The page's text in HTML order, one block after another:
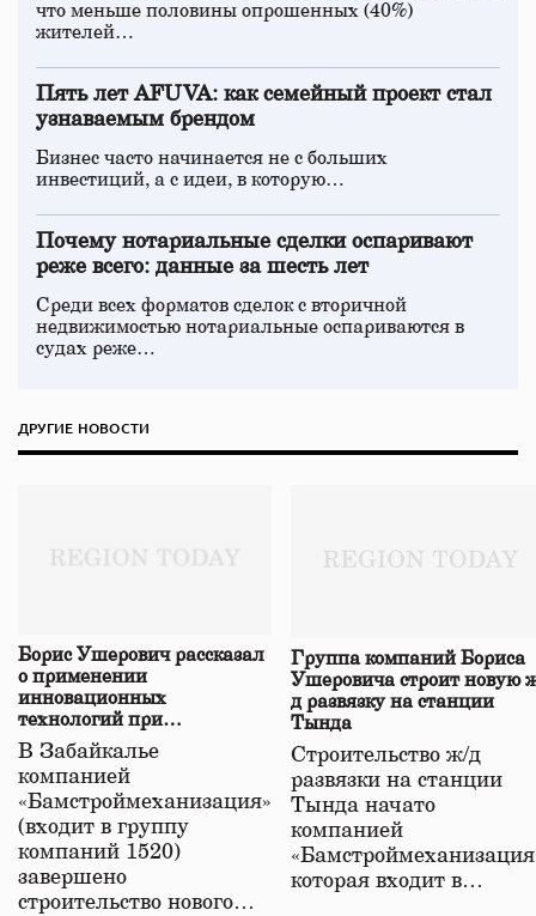
что меньше половины опрошенных (40%)
жителей…
Пять лет AFUVA: как семейный проект стал
узнаваемым брендом
Бизнес часто начинается не с больших
инвестиций, а с идеи, в которую…
Почему нотариальные сделки оспаривают
реже всего: данные за шесть лет
Среди всех форматов сделок с вторичной
недвижимостью нотариальные оспариваются в
судах реже…
ДРУГИЕ НОВОСТИ
Борис Ушерович рассказал
о применении
инновационных
технологий при
строительстве нового моста
в Забайкалье
В Забайкалье
компанией
«Бамстроймеханизация»
(входит в группу
компаний 1520)
завершено
строительство нового…
Группа компаний Бориса
Ушеровича строит новую
д развязку на станции
Тында
Строительство ж/д
развязки на станции
Тында начато
компанией
которая входит в…